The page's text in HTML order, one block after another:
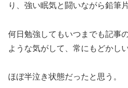
り、強い眠気と闘いながら鉛筆
何日勉強してもいつまでも記事
ような気がして、常にもどかし
ほぼ半泣き状態だったと思う。